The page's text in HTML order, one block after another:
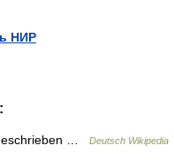
НИР
… Deutsch Wikipedia